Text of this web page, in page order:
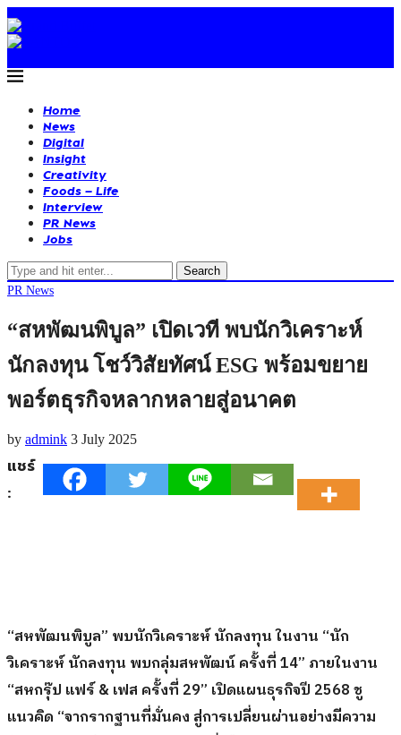
Home
News
Digital
Insight
Creativity
Foods – Life
Interview
PR News
Jobs
Search
PR News
“สหพัฒนพิบูล” เปิดเวที พบนักวิเคราะห์
นักลงทุน โชว์วิสัยทัศน์ ESG พร้อมขยาย
พอร์ตธุรกิจหลากหลายสู่อนาคต
by admink 3 July 2025
แชร์
:
“สหพัฒนพิบูล” พบนักวิเคราะห์ นักลงทุน ในงาน “นัก
วิเคราะห์ นักลงทุน พบกลุ่มสหพัฒน์ ครั้งที่ 14” ภายในงาน
“สหกรุ๊ป แฟร์& เฟส ครั้งที่ 29” เปิดแผนธุรกิจปี 2568 ชู
แนวคิด “จากรากฐานที่มั่นคง สู่การเปลี่ยนผ่านอย่างมีความ